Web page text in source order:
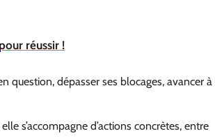
réussir !
question, dépasser ses blocages, avancer à
s’accompagne d’actions concrètes, entre